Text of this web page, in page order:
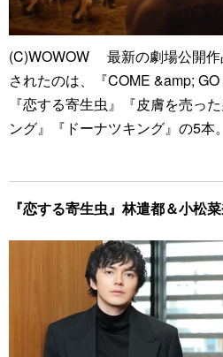
(C)WOWOW 最新の劇場公開作
されたのは、『COME &amp; GO
『恋する寄生虫』『皮膚を売っ
ング』『ドーナツキング』の5本。
『恋する寄生虫』林遣都＆小